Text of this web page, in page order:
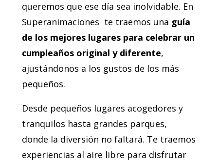
queremos que ese día sea inolvidable. En
Superanimaciones te traemos una guía
de los mejores lugares para celebrar un
cumpleaños original y diferente,
ajustándonos a los gustos de los más
pequeños.
Desde pequeños lugares acogedores y
tranquilos hasta grandes parques,
donde la diversión no faltará. Te traemos
experiencias al aire libre para disfrutar